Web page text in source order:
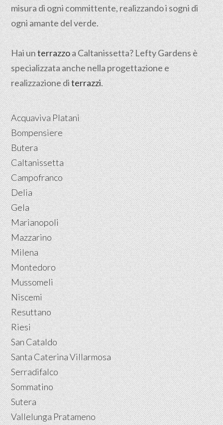
misura di ogni committente, realizzando i sogni di
ogni amante del verde.
Hai unterrazzoa Caltanissetta? Lefty Gardens è
specializzata anche nella progettazione e
realizzazione diterrazzi.
Acquaviva Platani
Bompensiere
Butera
Caltanissetta
Campofranco
Delia
Gela
Marianopoli
Mazzarino
Milena
Montedoro
Mussomeli
Niscemi
Resuttano
Riesi
San Cataldo
Santa Caterina Villarmosa
Serradifalco
Sommatino
Sutera
Vallelunga Pratameno